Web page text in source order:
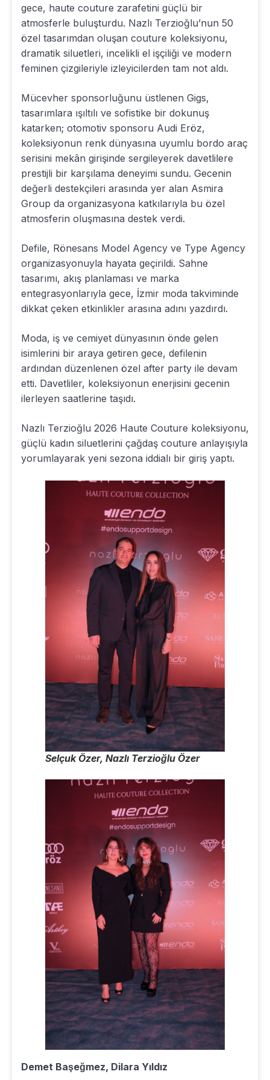
gece, haute couture zarafetini güçlü bir
atmosferle buluşturdu. Nazlı Terzioğlu’nun 50
özel tasarımdan oluşan couture koleksiyonu,
dramatik siluetleri, incelikli el işçiliği ve modern
feminen çizgileriyle izleyicilerden tam not aldı.
Mücevher sponsorluğunu üstlenen Gigs,
tasarımlara ışıltılı ve sofistike bir dokunuş
katarken; otomotiv sponsoru Audi Eröz,
koleksiyonun renk dünyasına uyumlu bordo araç
serisini mekân girişinde sergileyerek davetlilere
prestijli bir karşılama deneyimi sundu. Gecenin
değerli destekçileri arasında yer alan Asmira
Group da organizasyona katkılarıyla bu özel
atmosferin oluşmasına destek verdi.
Defile, Rönesans Model Agency ve Type Agency
organizasyonuyla hayata geçirildi. Sahne
tasarımı, akış planlaması ve marka
entegrasyonlarıyla gece, İzmir moda takviminde
dikkat çeken etkinlikler arasına adını yazdırdı.
Moda, iş ve cemiyet dünyasının önde gelen
isimlerini bir araya getiren gece, defilenin
ardından düzenlenen özel after party ile devam
etti. Davetliler, koleksiyonun enerjisini gecenin
ilerleyen saatlerine taşıdı.
Nazlı Terzioğlu 2026 Haute Couture koleksiyonu,
güçlü kadın siluetlerini çağdaş couture anlayışıyla
yorumlayarak yeni sezona iddialı bir giriş yaptı.
Selçuk Özer, Nazlı Terzioğlu Özer
Demet Başeğmez, Dilara Yıldız